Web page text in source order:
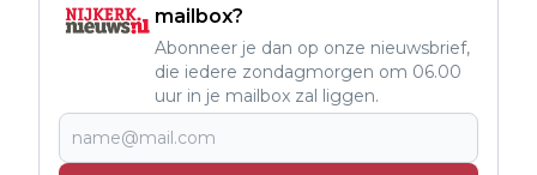
mailbox?
Abonneer je dan op onze nieuwsbrief,
die iedere zondagmorgen om 06.00
uur in je mailbox zal liggen.